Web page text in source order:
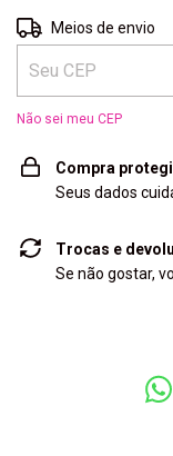
Entregas para o CEP:
Meios de envio
Não sei meu CEP
Compra
Seus dados
Trocas e
Se não gostar,